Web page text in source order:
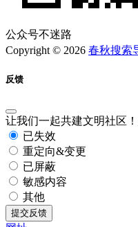
公众号不迷路
Copyright © 2026 春秋搜索
反馈
让我们一起共建文明社区
已失效
重定向&变更
已屏蔽
敏感内容
其他
提交反馈